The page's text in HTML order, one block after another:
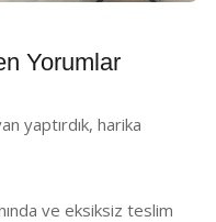
Yorumlar
yaptırdık, harika
ve eksiksiz teslim